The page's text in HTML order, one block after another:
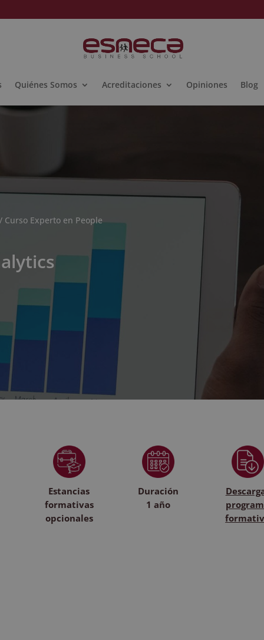
Quiénes Somos Acreditaciones Opiniones Blog
/ Curso Experto en People
Estancias
formativas
opcionales
Duración
1 año